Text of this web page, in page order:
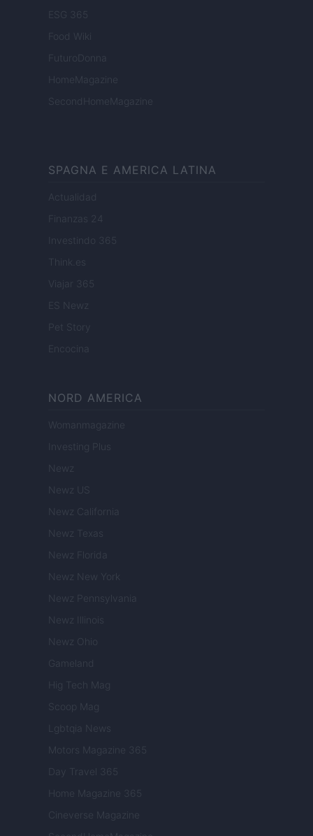
ESG 365
Food Wiki
FuturoDonna
HomeMagazine
SecondHomeMagazine
SPAGNA E AMERICA LATINA
Actualidad
Finanzas 24
Investindo 365
Think.es
Viajar 365
ES Newz
Pet Story
Encocina
NORD AMERICA
Womanmagazine
Investing Plus
Newz
Newz US
Newz California
Newz Texas
Newz Florida
Newz New York
Newz Pennsylvania
Newz Illinois
Newz Ohio
Gameland
Hig Tech Mag
Scoop Mag
Lgbtqia News
Motors Magazine 365
Day Travel 365
Home Magazine 365
Cineverse Magazine